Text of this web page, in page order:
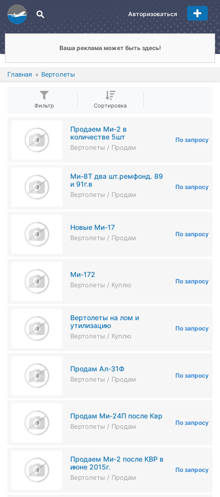
Авторизоваться
Ваша реклама может быть здесь!
Главная Вертолеты
Фильтр Сортировка
Продаем Ми-2 в
количестве 5шт
Вертолеты / Продам
По запросу
Ми-8Т два шт.ремфонд. 89
и 91г.в
Вертолеты / Продам
По запросу
Новые Ми-17
Вертолеты / Продам По запросу
Ми-172
Вертолеты / Куплю По запросу
Вертолеты на лом и
утилизацию
Вертолеты / Куплю
По запросу
Продам Ал-31Ф
Вертолеты / Продам По запросу
Продам Ми-24П после Квр
Вертолеты / Продам По запросу
Продаем Ми-2 после КВР в
июне 2015г.
Вертолеты / Продам
По запросу